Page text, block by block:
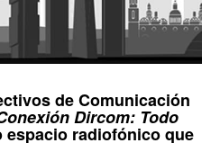
de Comunicación
Dircom: Todo
espacio radiofónico que